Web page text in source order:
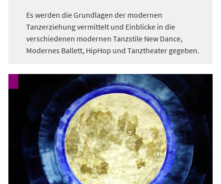
Es werden die Grundlagen der modernen
Tanzerziehung vermittelt und Einblicke in die
verschiedenen modernen Tanzstile New Dance,
Modernes Ballett, HipHop und Tanztheater gegeben.